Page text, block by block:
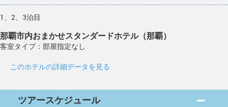
1、2、3泊目
那覇市内おまかせスタンダードホテル（那覇）
客室タイプ：部屋指定なし
このホテルの詳細データを見る
ツアースケジュール